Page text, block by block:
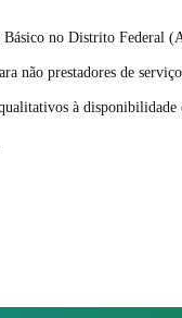
no Distrito Federal
não prestadores de
à disponibilidade